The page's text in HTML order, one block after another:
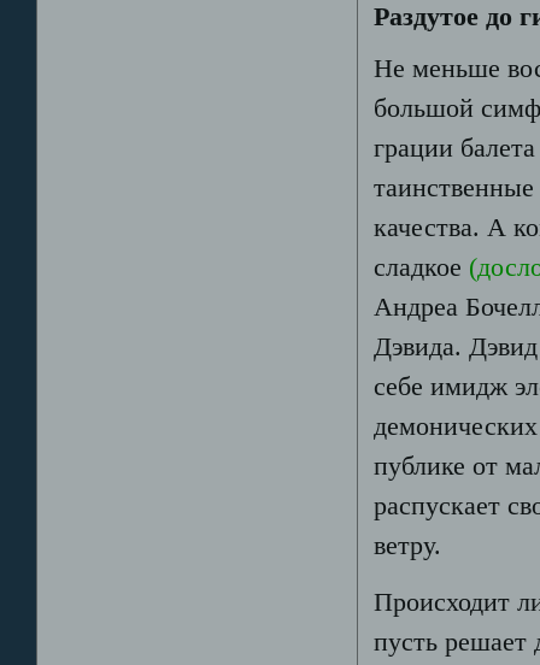
Раздутое до
Не меньше
большой
грации
качества. А
сладкое
Андреа
Дэвида.
себе имидж
публике от
распускает
ветру.
Происходит
пусть решает